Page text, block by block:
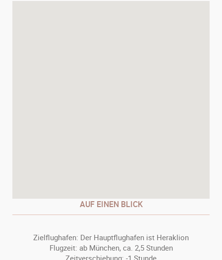
AUF EINEN BLICK
Zielflughafen: Der Hauptflughafen ist Heraklion
Flugzeit: ab München, ca. 2,5 Stunden